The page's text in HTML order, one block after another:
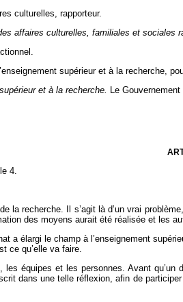
culturelles, rapporteur.
affaires culturelles, familiales et sociales
supérieur et à la recherche,
et à la recherche. Le
4.
la recherche. Il s’agit là d’un vrai
des moyens aurait été réalisée et les
a élargi le champ à l’enseignement
ce qu’elle va faire.
équipes et les personnes. Avant
dans une telle réflexion, afin de